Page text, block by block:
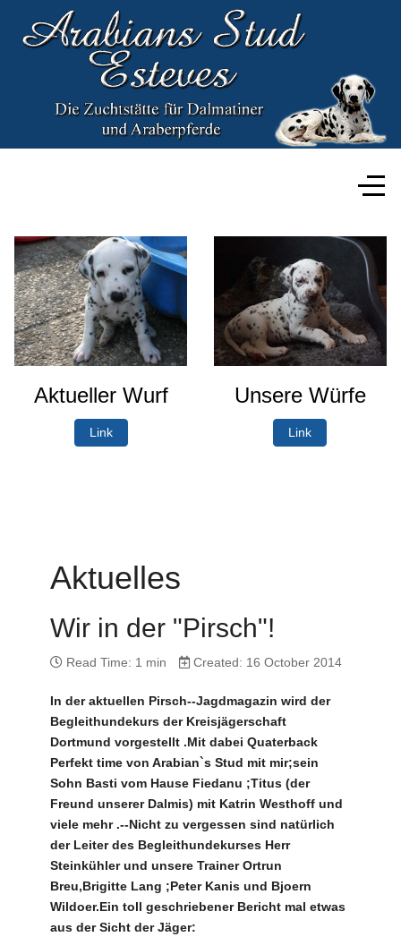
Aktueller Wurf
Link
Unsere Würfe
Link
Aktuelles
Wir in der "Pirsch"!
Read Time: 1 min Created: 16 October 2014
In der aktuellen Pirsch--Jagdmagazin wird der
Begleithundekurs der Kreisjägerschaft
Dortmund vorgestellt .Mit dabei Quaterback
Perfekt time von Arabian`s Stud mit mir;sein
Sohn Basti vom Hause Fiedanu ;Titus (der
Freund unserer Dalmis) mit Katrin Westhoff und
viele mehr .--Nicht zu vergessen sind natürlich
der Leiter des Begleithundekurses Herr
Steinkühler und unsere Trainer Ortrun
Breu,Brigitte Lang ;Peter Kanis und Bjoern
Wildoer.Ein toll geschriebener Bericht mal etwas
aus der Sicht der Jäger: